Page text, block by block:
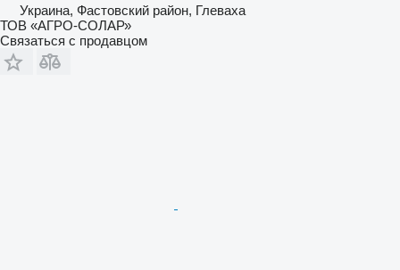
Украина, Фастовский район, Глеваха
ТОВ «АГРО-СОЛАР»
Связаться с продавцом